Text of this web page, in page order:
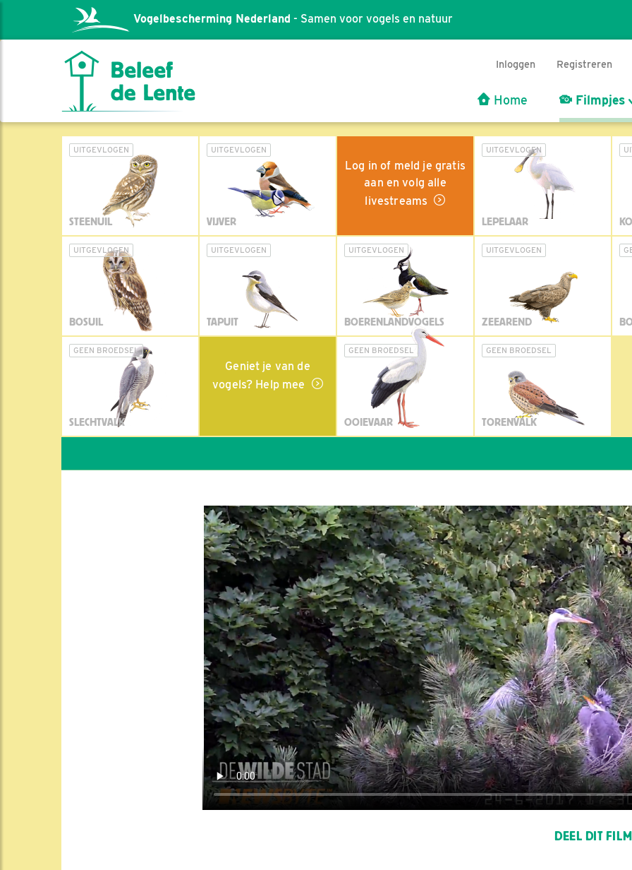
Vogelbescherming Nederland - Samen voor vogels en natuur
Inloggen Registreren
Home Filmpjes
UITGEVLOGEN
STEENUIL
UITGEVLOGEN
VIJVER
Log in of meld je gratis
aan en volg alle
livestreams
UITGEVLOGEN
LEPELAAR
UITGEVLOGEN
BOSUIL
UITGEVLOGEN
TAPUIT
UITGEVLOGEN
BOERENLANDVOGELS
UITGEVLOGEN
ZEEAREND
GEEN BROEDSEL
SLECHTVALK
Geniet je van de
vogels? Help mee
GEEN BROEDSEL
OOIEVAAR
GEEN BROEDSEL
TORENVALK
DEEL DIT